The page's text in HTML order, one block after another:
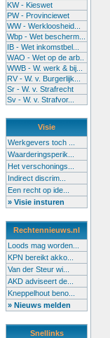
KW - Kieswet
PW - Provinciewet
WW - Werkloosheid...
Wbp - Wet bescherm...
IB - Wet inkomstbel...
WAO - Wet op de arb..
WWB - W. werk & bij...
RV - W. v. Burgerlijk...
Sr - W. v. Strafrecht
Sv - W. v. Strafvor...
Visie
Werkgevers toch ...
Waarderingsperik...
Het verschonings...
Indirect discrim...
Een recht op ide...
» Visie insturen
Rechtennieuws.nl
Loods mag worden...
KPN bereikt akko...
Van der Steur wi...
AKD adviseert de...
Kneppelhout beno...
» Nieuws melden
Snellinks